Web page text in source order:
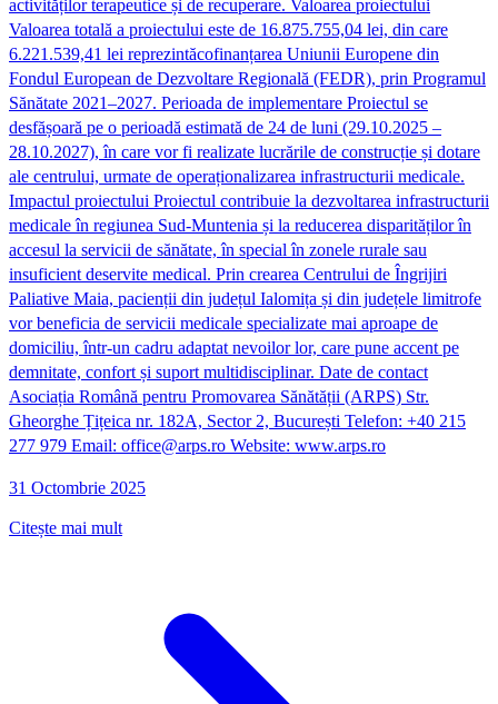
activităților terapeutice și de recuperare. Valoarea proiectului
Valoarea totală a proiectului este de 16.875.755,04 lei, din care
6.221.539,41 lei reprezintăcofinanțarea Uniunii Europene din
Fondul European de Dezvoltare Regională (FEDR), prin Programul
Sănătate 2021–2027. Perioada de implementare Proiectul se
desfășoară pe o perioadă estimată de 24 de luni (29.10.2025 –
28.10.2027), în care vor fi realizate lucrările de construcție și dotare
ale centrului, urmate de operaționalizarea infrastructurii medicale.
Impactul proiectului Proiectul contribuie la dezvoltarea infrastructurii
medicale în regiunea Sud-Muntenia și la reducerea disparităților în
accesul la servicii de sănătate, în special în zonele rurale sau
insuficient deservite medical. Prin crearea Centrului de Îngrijiri
Paliative Maia, pacienții din județul Ialomița și din județele limitrofe
vor beneficia de servicii medicale specializate mai aproape de
domiciliu, într-un cadru adaptat nevoilor lor, care pune accent pe
demnitate, confort și suport multidisciplinar. Date de contact
Asociația Română pentru Promovarea Sănătății (ARPS) Str.
Gheorghe Țițeica nr. 182A, Sector 2, București Telefon: +40 215
277 979 Email: office@arps.ro Website: www.arps.ro
31 Octombrie 2025
Citește mai mult